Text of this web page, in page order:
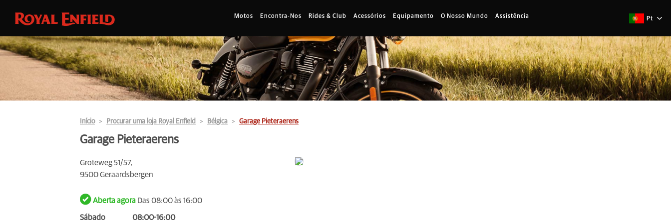
Motos Encontra-Nos Rides & Club Acessórios Equipamento O Nosso Mundo Assistência Pt
Início Procurar uma loja Royal Enfield Bélgica Garage Pieteraerens
Garage Pieteraerens
Groteweg 51/57,
9500 Geraardsbergen
Aberta agora Das 08:00 às 16:00
Sábado
08:00-16:00